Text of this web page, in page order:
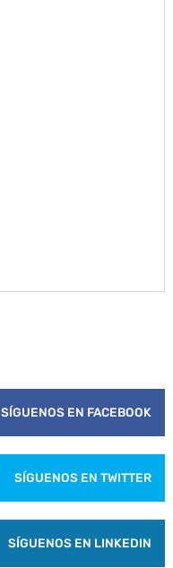
SÍGUENOS EN FACEBOOK
SÍGUENOS EN TWITTER
SÍGUENOS EN LINKEDIN